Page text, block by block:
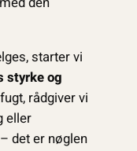
starter vi
styrke og
rådgiver vi
eller
det er nøglen